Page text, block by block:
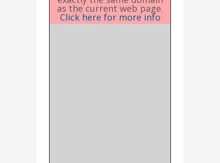
as the current web page.
Click here for more info